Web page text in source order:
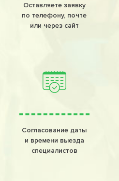
Оставляете заявку
по телефону, почте
или через сайт
Согласование даты
и времени выезда
специалистов